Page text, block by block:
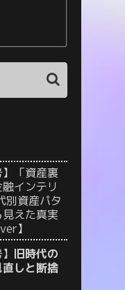
】「資産裏
インテリ
別資産パタ
えた真実
】
旧時代の
しと断捨